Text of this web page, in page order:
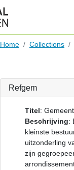
Home Collections
Refgem
Titel:
Beschrijving:
kleinste
uitzonderling
zijn